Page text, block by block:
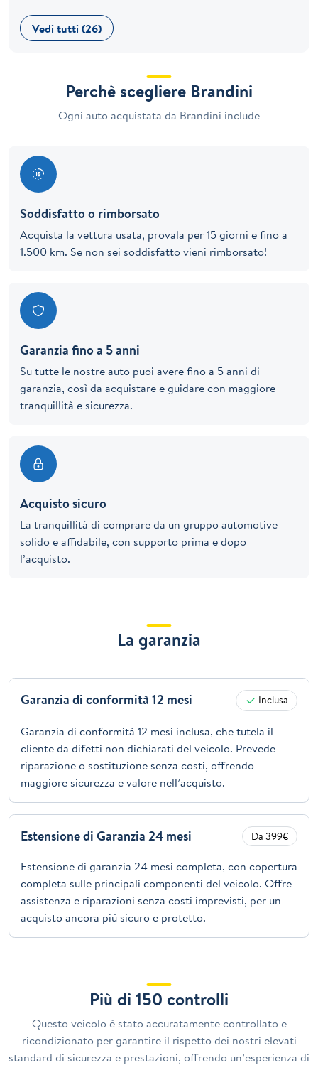
Vedi tutti (26)
Perchè scegliere Brandini
Ogni auto acquistata da Brandini include
Soddisfatto o rimborsato
Acquista la vettura usata, provala per 15 giorni e fino a
1.500 km. Se non sei soddisfatto vieni rimborsato!
Garanzia fino a 5 anni
Su tutte le nostre auto puoi avere fino a 5 anni di
garanzia, così da acquistare e guidare con maggiore
tranquillità e sicurezza.
Acquisto sicuro
La tranquillità di comprare da un gruppo automotive
solido e affidabile, con supporto prima e dopo
l’acquisto.
La garanzia
Garanzia di conformità 12 mesi Inclusa
Garanzia di conformità 12 mesi inclusa, che tutela il
cliente da difetti non dichiarati del veicolo. Prevede
riparazione o sostituzione senza costi, offrendo
maggiore sicurezza e valore nell’acquisto.
Estensione di Garanzia 24 mesi Da 399€
Estensione di garanzia 24 mesi completa, con copertura
completa sulle principali componenti del veicolo. Offre
assistenza e riparazioni senza costi imprevisti, per un
acquisto ancora più sicuro e protetto.
Più di 150 controlli
Questo veicolo è stato accuratamente controllato e
ricondizionato per garantire il rispetto dei nostri elevati
standard di sicurezza e prestazioni, offrendo un’esperienza di